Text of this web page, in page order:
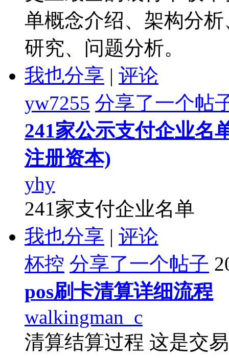
单概念介绍、架构分
研究、问题分析。
我也分享 | 评论
yw7255 分享了一个帖
241家公示支付企业名
注册资本)
yhy
241家支付企业名单
我也分享 | 评论
杯控 分享了一个帖子
pos刷卡清算详细流程
walkingman_c
清算结算过程 这是交